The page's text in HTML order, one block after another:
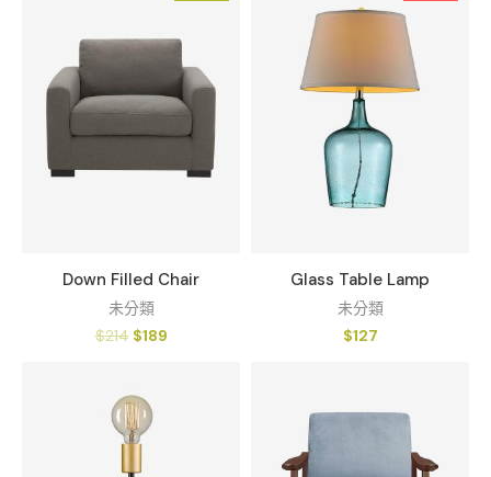
Down Filled Chair
未分類
$214 $189
Glass Table Lamp
未分類
$127